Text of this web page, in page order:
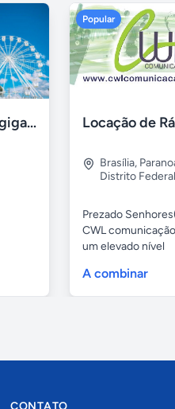
Aluguel de roda gigante
Popular
Brasília,
Distrito Federal
Prezado
CWL
um elevado nível
A combinar
CONTATO